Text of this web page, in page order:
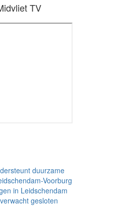
TV
duurzame
Voorburg
in Leidschendam
gesloten